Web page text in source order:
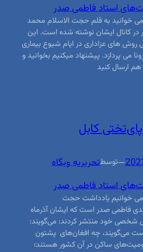
استاد فاطمی صدر
می خوانید به قلم حجت الاسلام محمد
کانال ایشان نوشته شده است. این
روش های عزاداری در ایام شیوع بیماری
می پردازد. پیشنهاد میکنیم بخوانید و
ارسال کنید
کابل
—توسطتحریریه وبگاه
استاد فاطمی صدر
می خوانیم یادداشت حجت
فاطمی صدر است که ایشان آذرماه
در کانال شخصی خود منتشر کردند: می‌گویند:
می‌گویند، چه افغان‌های پشتون
ساکن در آن کشور هستند؛